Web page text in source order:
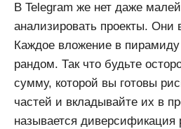
В Telegram же нет даже
анализировать проекты. Они
Каждое вложение в
рандом. Так что будьте
сумму, которой вы готовы
частей и вкладывайте их в
называется диверсификация